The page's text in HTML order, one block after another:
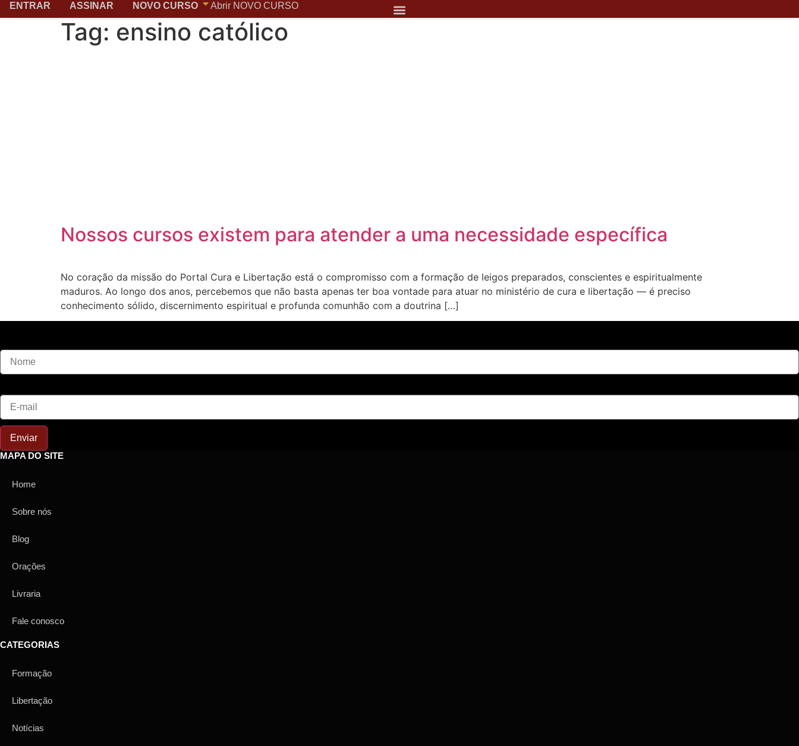
ENTRAR ASSINAR NOVO CURSO Abrir NOVO CURSO
Tag: ensino católico
Nossos cursos existem para atender a uma necessidade específica
No coração da missão do Portal Cura e Libertação está o compromisso com a formação de leigos preparados, conscientes e espiritualmente
maduros. Ao longo dos anos, percebemos que não basta apenas ter boa vontade para atuar no ministério de cura e libertação — é preciso
conhecimento sólido, discernimento espiritual e profunda comunhão com a doutrina […]
Enviar
MAPA DO SITE
Home
Sobre nós
Blog
Orações
Livraria
Fale conosco
CATEGORIAS
Formação
Libertação
Notícias